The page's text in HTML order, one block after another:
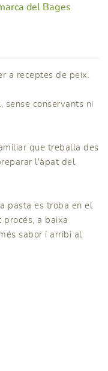
del Bages
a receptes de peix.
sense conservants ni
que treballa des
l'àpat del
pasta es troba en el
procés, a baixa
sabor i arribi al